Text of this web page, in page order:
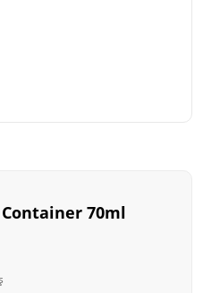
Container 70ml